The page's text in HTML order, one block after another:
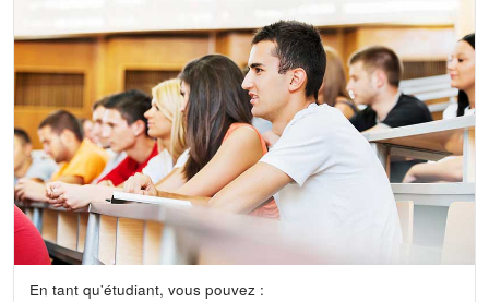
En tant qu'étudiant, vous pouvez :